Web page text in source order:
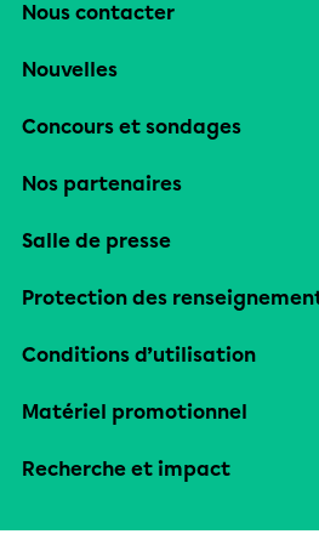
Nous contacter
Nouvelles
Concours et sondages
Nos partenaires
Salle de presse
Protection des
Conditions d’utilisation
Matériel promotionnel
Recherche et impact